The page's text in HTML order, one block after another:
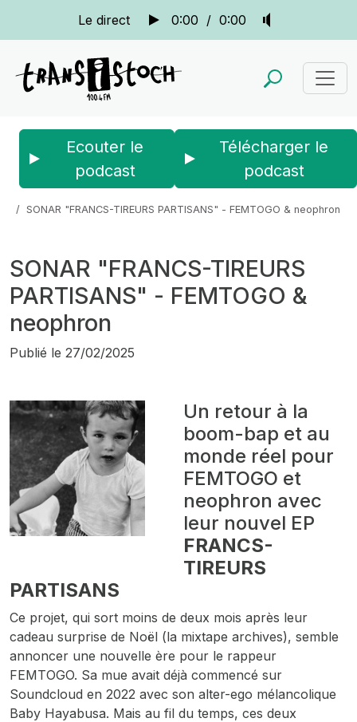
Le direct 0:00 / 0:00
Ecouter le
podcast
Télécharger le
podcast
SONAR "FRANCS-TIREURS PARTISANS" - FEMTOGO & neophron
SONAR "FRANCS-TIREURS
PARTISANS" - FEMTOGO &
neophron
Publié le 27/02/2025
Un retour à la
boom-bap et au
monde réel pour
FEMTOGO et
neophron avec
leur nouvel EP
FRANCS-
TIREURS
PARTISANS
Ce projet, qui sort moins de deux mois après leur
cadeau surprise de Noël (la mixtape archives), semble
annoncer une nouvelle ère pour le rappeur
FEMTOGO. Sa mue avait déjà commencé sur
Soundcloud en 2022 avec son alter-ego mélancolique
Baby Hayabusa. Mais au fil du temps, ces deux